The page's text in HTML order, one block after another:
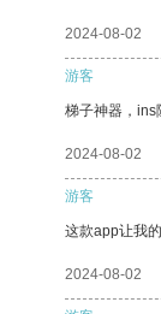
2024-08-02
游客
梯子神器，ins
2024-08-02
游客
这款app让我
2024-08-02